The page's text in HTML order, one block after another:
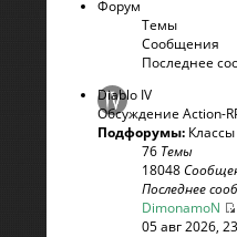
Форум
Темы
Сообщения
Последнее
Diablo IV
Обсуждение Action-
Подфорумы:
76 Темы
18048
Последнее
DimonamoN
05 авг 2026,